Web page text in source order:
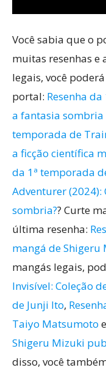
Você sabia que o
muitas resenhas e
legais, você
portal: Resenha
a fantasia
temporada de
a ficção científica
da 1ª temporada
Adventurer (2024):
sombria?? Curte
última resenha:
mangá de Shigeru
mangás legais,
Invisível: Coleção
de Junji Ito,
Taiyo Matsumoto e
Shigeru Mizuki
disso, você